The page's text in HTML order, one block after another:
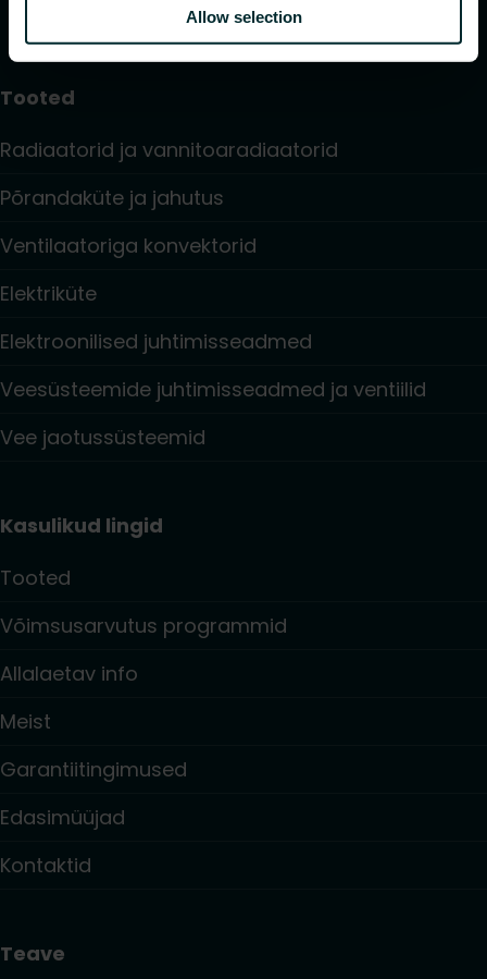
Allow selection
Tooted
Radiaatorid ja vannitoaradiaatorid
Põrandaküte ja jahutus
Ventilaatoriga konvektorid
Elektriküte
Elektroonilised juhtimisseadmed
Veesüsteemide juhtimisseadmed ja ventiilid
Vee jaotussüsteemid
Kasulikud lingid
Tooted
Võimsusarvutus programmid
Allalaetav info
Meist
Garantiitingimused
Edasimüüjad
Kontaktid
Teave